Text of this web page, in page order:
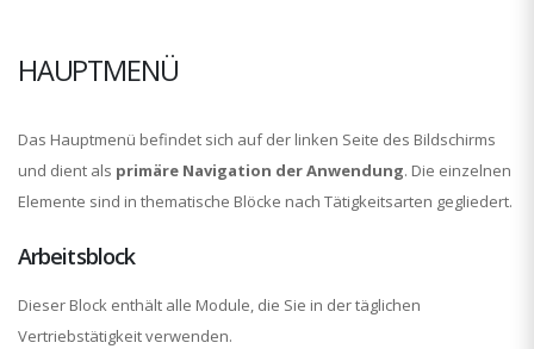
HAUPTMENÜ
Das Hauptmenü befindet sich auf der linken Seite des Bildschirms
und dient als primäre Navigation der Anwendung. Die einzelnen
Elemente sind in thematische Blöcke nach Tätigkeitsarten gegliedert.
Arbeitsblock
Dieser Block enthält alle Module, die Sie in der täglichen
Vertriebstätigkeit verwenden.